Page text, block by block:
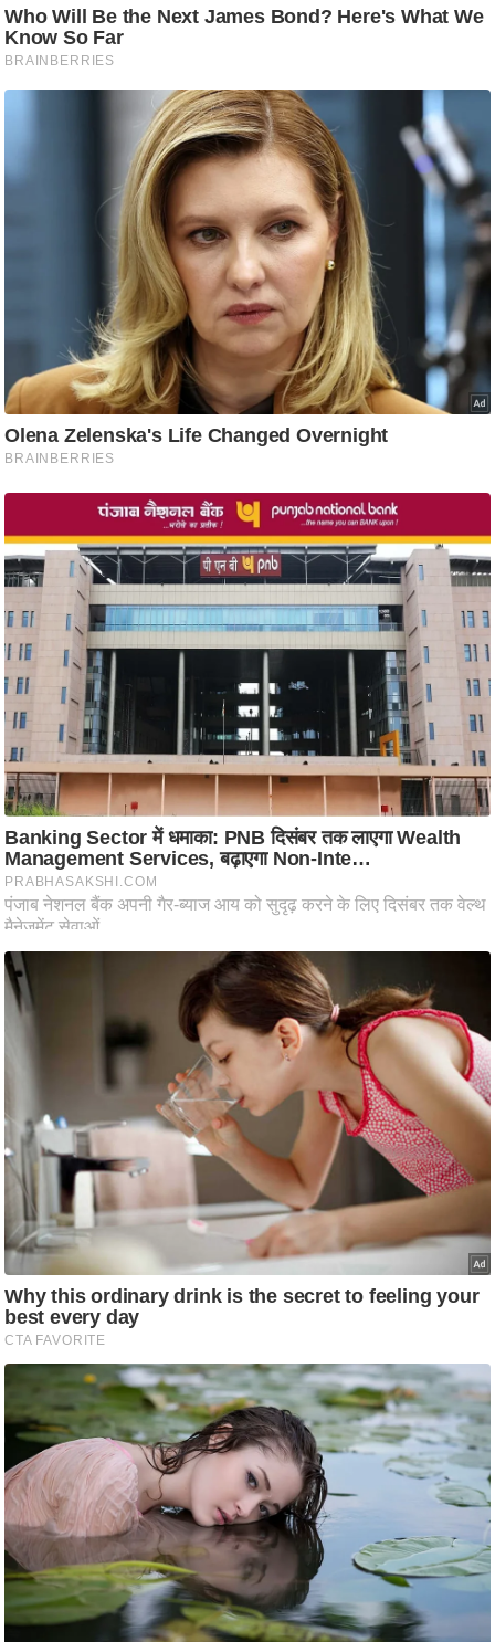
ज
नी
यि
क
मा
तृ
भू
मि
स्तं
भ
ए
म
.
आ
र
.
आ
ई
.
चा
य
प
स
मी
ज्यो
ति
ष
प्र
भु
म
हि
मा
/
ध
र्म
स्थ
ल
व्र
त
त्यो
हा
र